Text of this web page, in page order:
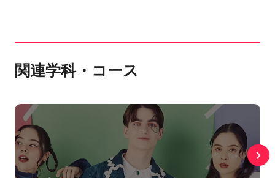
関連学科・コース